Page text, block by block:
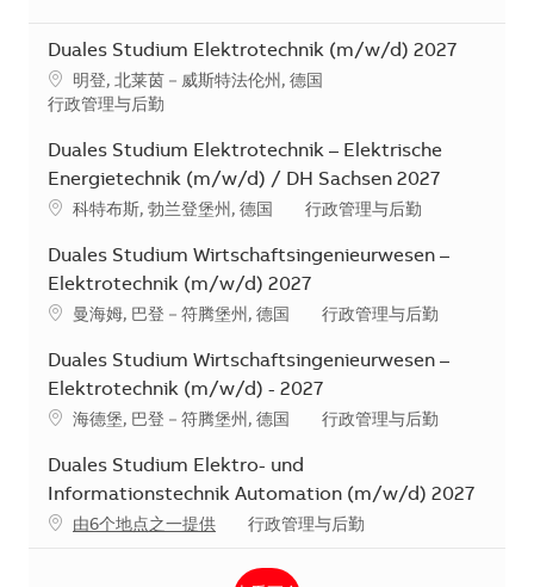
Duales Studium Elektrotechnik (m/w/d) 2027
地点明登, 北莱茵－威斯特法伦州, 德国
类别
行政管理与后勤
Duales Studium Elektrotechnik – Elektrische
Energietechnik (m/w/d) / DH Sachsen 2027
地点科特布斯, 勃兰登堡州, 德国 类别
行政管理与后勤
Duales Studium Wirtschaftsingenieurwesen –
Elektrotechnik (m/w/d) 2027
地点曼海姆, 巴登－符腾堡州, 德国 类别
行政管理与后勤
Duales Studium Wirtschaftsingenieurwesen –
Elektrotechnik (m/w/d) - 2027
地点海德堡, 巴登－符腾堡州, 德国 类别
行政管理与后勤
Duales Studium Elektro- und
Informationstechnik Automation (m/w/d) 2027
由6个地点之一提供 类别
行政管理与后勤